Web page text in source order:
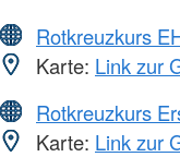
Rotkreuzkurs
Karte: Link zur
Rotkreuzkurs
Karte: Link zur